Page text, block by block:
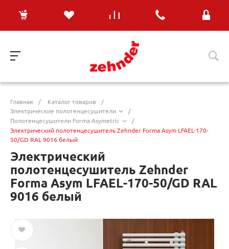
Главная / Каталог товаров
/
Электрические полотенцесушители
/
Полотенцесушители Forma Asymetric
/
Электрический полотенцесушитель Zehnder Forma Asym LFAEL-170-
50/GD RAL 9016 белый
Электрический
полотенцесушитель Zehnder
Forma Asym LFAEL-170-50/GD RAL
9016 белый